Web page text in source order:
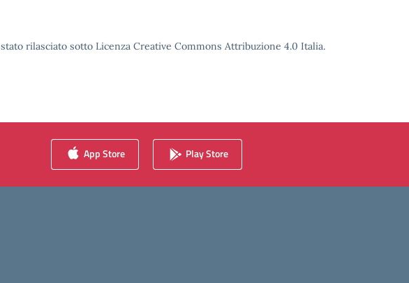
rilasciato sotto Licenza Creative Commons Attribuzione 4.0 Italia.
App Store Play Store